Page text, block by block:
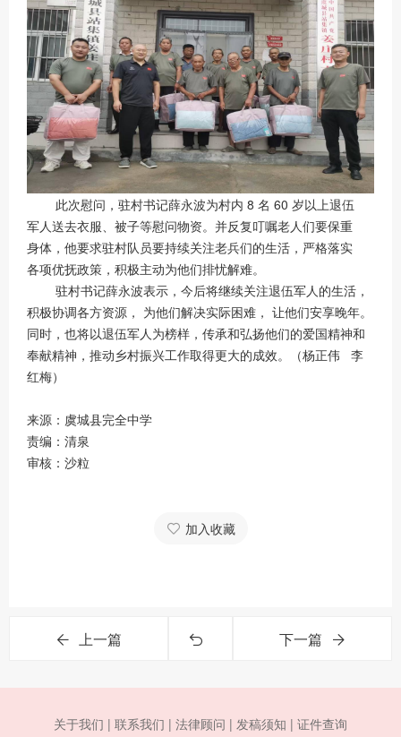
此次慰问，驻村书记薛永波为村内 8 名 60 岁以上退伍
军人送去衣服、被子等慰问物资。并反复叮嘱老人们要保重
身体，他要求驻村队员要持续关注老兵们的生活，严格落实
各项优抚政策，积极主动为他们排忧解难。
驻村书记薛永波表示，今后将继续关注退伍军人的生活，
积极协调各方资源， 为他们解决实际困难， 让他们安享晚年。
同时，也将以退伍军人为榜样，传承和弘扬他们的爱国精神和
奉献精神，推动乡村振兴工作取得更大的成效。（杨正伟 李
红梅）
来源：虞城县完全中学
责编：清泉
审核：沙粒
加入收藏
上一篇 下一篇
关于我们 | 联系我们 | 法律顾问 | 发稿须知 | 证件查询